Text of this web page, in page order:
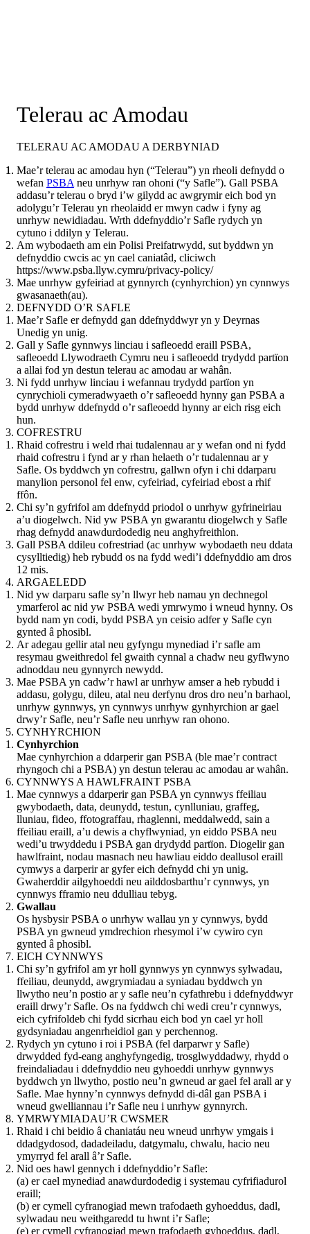
Telerau ac Amodau
TELERAU AC AMODAU A DERBYNIAD
Mae’r telerau ac amodau hyn (“Telerau”) yn rheoli defnydd o
wefan PSBA neu unrhyw ran ohoni (“y Safle”). Gall PSBA
addasu’r telerau o bryd i’w gilydd ac awgrymir eich bod yn
adolygu’r Telerau yn rheolaidd er mwyn cadw i fyny ag
unrhyw newidiadau. Wrth ddefnyddio’r Safle rydych yn
cytuno i ddilyn y Telerau.
Am wybodaeth am ein Polisi Preifatrwydd, sut byddwn yn
defnyddio cwcis ac yn cael caniatâd, cliciwch
https://www.psba.llyw.cymru/privacy-policy/
Mae unrhyw gyfeiriad at gynnyrch (cynhyrchion) yn cynnwys
gwasanaeth(au).
DEFNYDD O’R SAFLE
Mae’r Safle er defnydd gan ddefnyddwyr yn y Deyrnas
Unedig yn unig.
Gall y Safle gynnwys linciau i safleoedd eraill PSBA,
safleoedd Llywodraeth Cymru neu i safleoedd trydydd partïon
a allai fod yn destun telerau ac amodau ar wahân.
Ni fydd unrhyw linciau i wefannau trydydd partïon yn
cynrychioli cymeradwyaeth o’r safleoedd hynny gan PSBA a
bydd unrhyw ddefnydd o’r safleoedd hynny ar eich risg eich
hun.
COFRESTRU
Rhaid cofrestru i weld rhai tudalennau ar y wefan ond ni fydd
rhaid cofrestru i fynd ar y rhan helaeth o’r tudalennau ar y
Safle. Os byddwch yn cofrestru, gallwn ofyn i chi ddarparu
manylion personol fel enw, cyfeiriad, cyfeiriad ebost a rhif
ffôn.
Chi sy’n gyfrifol am ddefnydd priodol o unrhyw gyfrineiriau
a’u diogelwch. Nid yw PSBA yn gwarantu diogelwch y Safle
rhag defnydd anawdurdodedig neu anghyfreithlon.
Gall PSBA ddileu cofrestriad (ac unrhyw wybodaeth neu ddata
cysylltiedig) heb rybudd os na fydd wedi’i ddefnyddio am dros
12 mis.
ARGAELEDD
Nid yw darparu safle sy’n llwyr heb namau yn dechnegol
ymarferol ac nid yw PSBA wedi ymrwymo i wneud hynny. Os
bydd nam yn codi, bydd PSBA yn ceisio adfer y Safle cyn
gynted â phosibl.
Ar adegau gellir atal neu gyfyngu mynediad i’r safle am
resymau gweithredol fel gwaith cynnal a chadw neu gyflwyno
adnoddau neu gynnyrch newydd.
Mae PSBA yn cadw’r hawl ar unrhyw amser a heb rybudd i
addasu, golygu, dileu, atal neu derfynu dros dro neu’n barhaol,
unrhyw gynnwys, yn cynnwys unrhyw gynhyrchion ar gael
drwy’r Safle, neu’r Safle neu unrhyw ran ohono.
CYNHYRCHION
Cynhyrchion
Mae cynhyrchion a ddarperir gan PSBA (ble mae’r contract
rhyngoch chi a PSBA) yn destun telerau ac amodau ar wahân.
CYNNWYS A HAWLFRAINT PSBA
Mae cynnwys a ddarperir gan PSBA yn cynnwys ffeiliau
gwybodaeth, data, deunydd, testun, cynlluniau, graffeg,
lluniau, fideo, ffotograffau, rhaglenni, meddalwedd, sain a
ffeiliau eraill, a’u dewis a chyflwyniad, yn eiddo PSBA neu
wedi’u trwyddedu i PSBA gan drydydd partïon. Diogelir gan
hawlfraint, nodau masnach neu hawliau eiddo deallusol eraill
cymwys a darperir ar gyfer eich defnydd chi yn unig.
Gwaherddir ailgyhoeddi neu ailddosbarthu’r cynnwys, yn
cynnwys fframio neu ddulliau tebyg.
Gwallau
Os hysbysir PSBA o unrhyw wallau yn y cynnwys, bydd
PSBA yn gwneud ymdrechion rhesymol i’w cywiro cyn
gynted â phosibl.
EICH CYNNWYS
Chi sy’n gyfrifol am yr holl gynnwys yn cynnwys sylwadau,
ffeiliau, deunydd, awgrymiadau a syniadau byddwch yn
llwytho neu’n postio ar y safle neu’n cyfathrebu i ddefnyddwyr
eraill drwy’r Safle. Os na fyddwch chi wedi creu’r cynnwys,
eich cyfrifoldeb chi fydd sicrhau eich bod yn cael yr holl
gydsyniadau angenrheidiol gan y perchennog.
Rydych yn cytuno i roi i PSBA (fel darparwr y Safle)
drwydded fyd-eang anghyfyngedig, trosglwyddadwy, rhydd o
freindaliadau i ddefnyddio neu gyhoeddi unrhyw gynnwys
byddwch yn llwytho, postio neu’n gwneud ar gael fel arall ar y
Safle. Mae hynny’n cynnwys defnydd di-dâl gan PSBA i
wneud gwelliannau i’r Safle neu i unrhyw gynnyrch.
YMRWYMIADAU’R CWSMER
Rhaid i chi beidio â chaniatáu neu wneud unrhyw ymgais i
ddadgydosod, dadadeiladu, datgymalu, chwalu, hacio neu
ymyrryd fel arall â’r Safle.
Nid oes hawl gennych i ddefnyddio’r Safle:
(a) er cael mynediad anawdurdodedig i systemau cyfrifiadurol
eraill;
(b) er cymell cyfranogiad mewn trafodaeth gyhoeddus, dadl,
sylwadau neu weithgaredd tu hwnt i’r Safle;
(e) er cymell cyfranogiad mewn trafodaeth gyhoeddus, dadl,